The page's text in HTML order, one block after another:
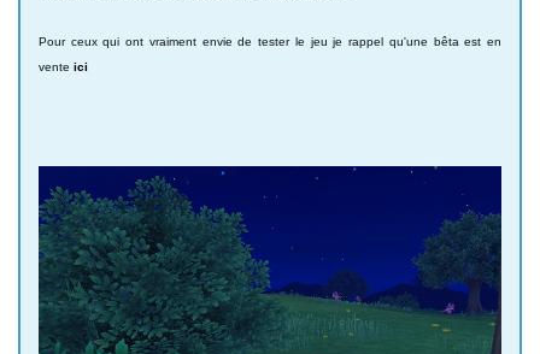
Pour ceux qui ont vraiment envie de tester le jeu je rappel qu'une bêta est en
vente ici